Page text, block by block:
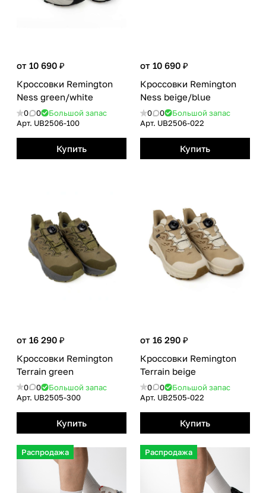
от 10 690 ₽
Кроссовки Remington
Ness green/white
0 0
Большой запас
Арт. UB2506-100
Купить
от 10 690 ₽
Кроссовки Remington
Ness beige/blue
0 0
Большой запас
Арт. UB2506-022
Купить
от 16 290 ₽
Кроссовки Remington
Terrain green
0 0
Большой запас
Арт. UB2505-300
Купить
от 16 290 ₽
Кроссовки Remington
Terrain beige
0 0
Большой запас
Арт. UB2505-022
Купить
Распродажа Распродажа